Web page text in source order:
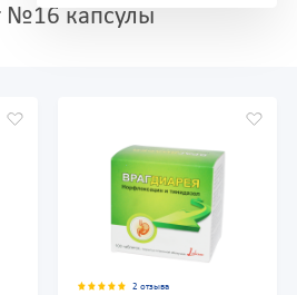
№16 капсулы
2 отзыва